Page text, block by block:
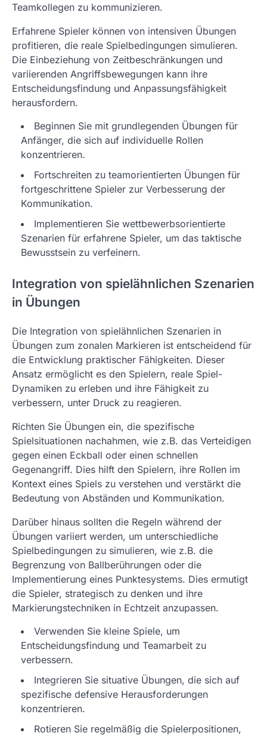
Teamkollegen zu kommunizieren.
Erfahrene Spieler können von intensiven Übungen
profitieren, die reale Spielbedingungen simulieren.
Die Einbeziehung von Zeitbeschränkungen und
variierenden Angriffsbewegungen kann ihre
Entscheidungsfindung und Anpassungsfähigkeit
herausfordern.
Beginnen Sie mit grundlegenden Übungen für
Anfänger, die sich auf individuelle Rollen
konzentrieren.
Fortschreiten zu teamorientierten Übungen für
fortgeschrittene Spieler zur Verbesserung der
Kommunikation.
Implementieren Sie wettbewerbsorientierte
Szenarien für erfahrene Spieler, um das taktische
Bewusstsein zu verfeinern.
Integration von spielähnlichen Szenarien
in Übungen
Die Integration von spielähnlichen Szenarien in
Übungen zum zonalen Markieren ist entscheidend für
die Entwicklung praktischer Fähigkeiten. Dieser
Ansatz ermöglicht es den Spielern, reale Spiel-
Dynamiken zu erleben und ihre Fähigkeit zu
verbessern, unter Druck zu reagieren.
Richten Sie Übungen ein, die spezifische
Spielsituationen nachahmen, wie z.B. das Verteidigen
gegen einen Eckball oder einen schnellen
Gegenangriff. Dies hilft den Spielern, ihre Rollen im
Kontext eines Spiels zu verstehen und verstärkt die
Bedeutung von Abständen und Kommunikation.
Darüber hinaus sollten die Regeln während der
Übungen variiert werden, um unterschiedliche
Spielbedingungen zu simulieren, wie z.B. die
Begrenzung von Ballberührungen oder die
Implementierung eines Punktesystems. Dies ermutigt
die Spieler, strategisch zu denken und ihre
Markierungstechniken in Echtzeit anzupassen.
Verwenden Sie kleine Spiele, um
Entscheidungsfindung und Teamarbeit zu
verbessern.
Integrieren Sie situative Übungen, die sich auf
spezifische defensive Herausforderungen
konzentrieren.
Rotieren Sie regelmäßig die Spielerpositionen,